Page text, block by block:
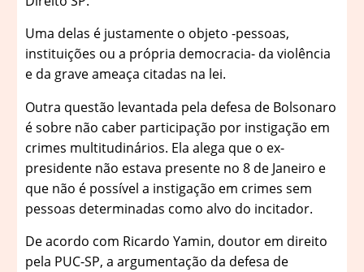
Uma delas é justamente o objeto -pessoas,
instituições ou a própria democracia- da violência
e da grave ameaça citadas na lei.
Outra questão levantada pela defesa de Bolsonaro
é sobre não caber participação por instigação em
crimes multitudinários. Ela alega que o ex-
presidente não estava presente no 8 de Janeiro e
que não é possível a instigação em crimes sem
pessoas determinadas como alvo do incitador.
De acordo com Ricardo Yamin, doutor em direito
pela PUC-SP, a argumentação da defesa de